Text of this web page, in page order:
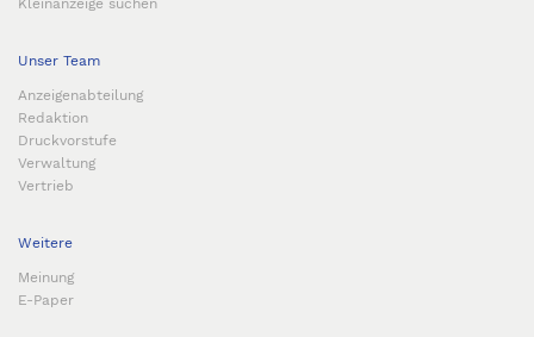
Unser Team
Anzeigenabteilung
Redaktion
Druckvorstufe
Verwaltung
Vertrieb
Weitere
Meinung
E-Paper